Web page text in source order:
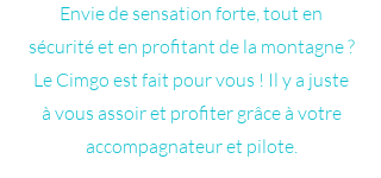
Envie de sensation forte, tout en
sécurité et en profitant de la montagne ?
Le Cimgo est fait pour vous ! Il y a juste
à vous assoir et profiter grâce à votre
accompagnateur et pilote.